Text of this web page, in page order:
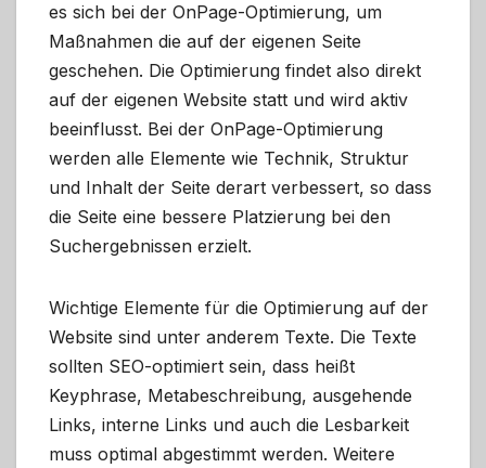
es sich bei der OnPage-Optimierung, um
Maßnahmen die auf der eigenen Seite
geschehen. Die Optimierung findet also direkt
auf der eigenen Website statt und wird aktiv
beeinflusst. Bei der OnPage-Optimierung
werden alle Elemente wie Technik, Struktur
und Inhalt der Seite derart verbessert, so dass
die Seite eine bessere Platzierung bei den
Suchergebnissen erzielt.
Wichtige Elemente für die Optimierung auf der
Website sind unter anderem Texte. Die Texte
sollten SEO-optimiert sein, dass heißt
Keyphrase, Metabeschreibung, ausgehende
Links, interne Links und auch die Lesbarkeit
muss optimal abgestimmt werden. Weitere